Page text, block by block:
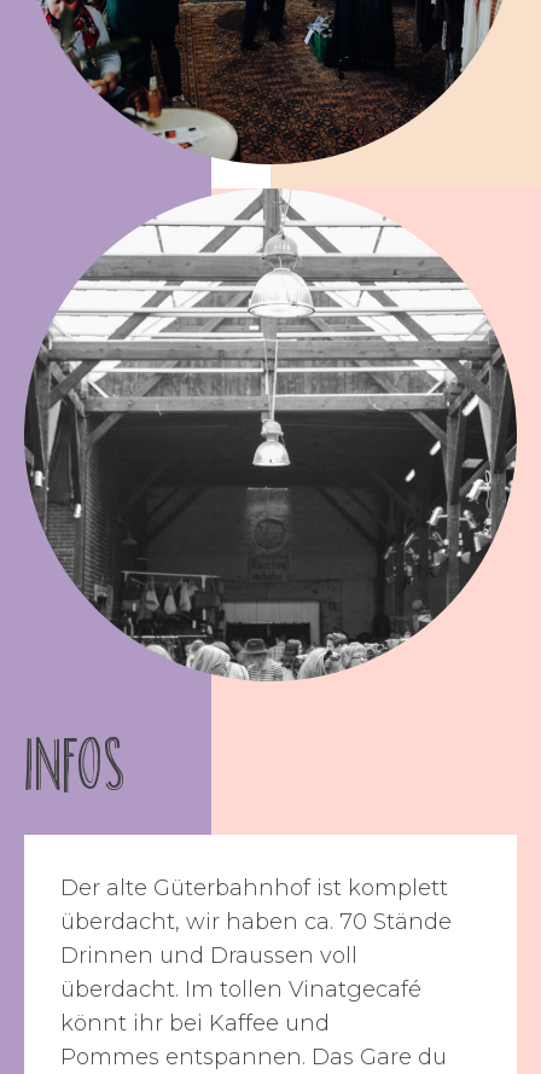
INFOS
Der alte Güterbahnhof ist komplett
überdacht, wir haben ca. 70 Stände
Drinnen und Draussen voll
überdacht. Im tollen Vinatgecafé
könnt ihr bei Kaffee und
Pommes entspannen. Das Gare du